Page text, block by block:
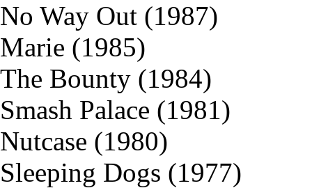
No Way Out (1987)
Marie (1985)
The Bounty (1984)
Smash Palace (1981)
Nutcase (1980)
Sleeping Dogs (1977)